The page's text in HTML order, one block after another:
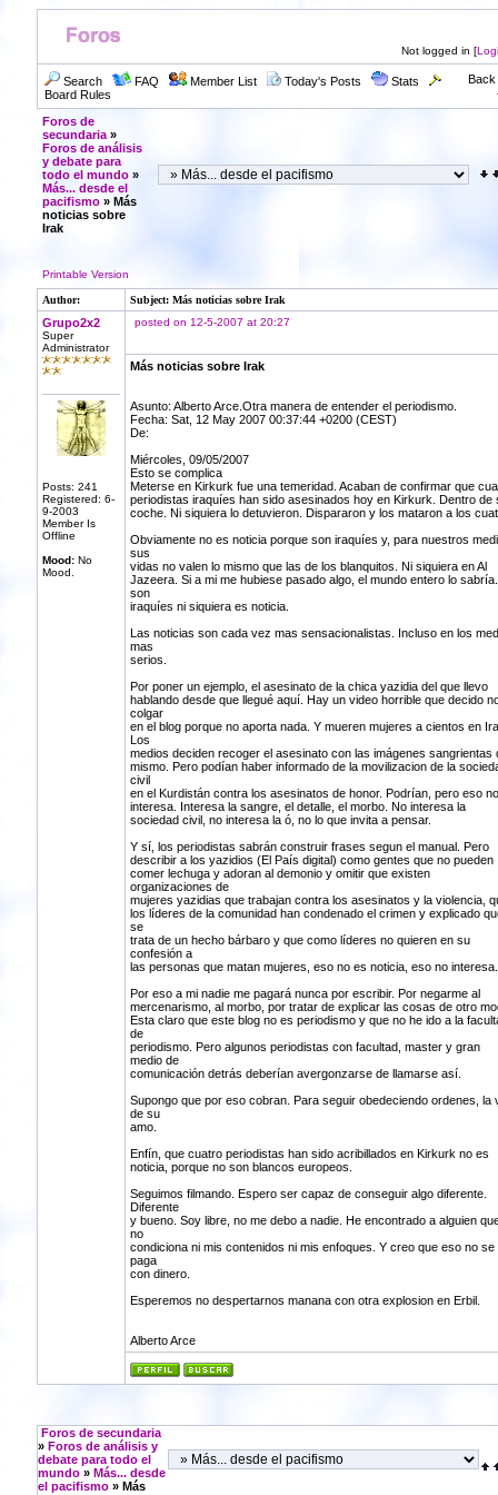
Not logged in [
Search FAQ Member List Today's Posts
Stats
Board Rules
Back
Foros de
secundaria»
Foros de análisis
y debate para
todo el mundo»
Más... desde el
pacifismo» Más
noticias sobre
Irak
Printable Version
Author: Subject: Más noticias sobre Irak
Grupo2x2
Super
Administrator
Posts: 241
Registered: 6-
9-2003
Member Is
Offline
Mood:No
Mood.
posted on 12-5-2007 at 20:27
Más noticias sobre Irak
Asunto: Alberto Arce.Otra manera de entender el periodismo.
Fecha: Sat, 12 May 2007 00:37:44 +0200 (CEST)
De:
Miércoles, 09/05/2007
Esto se complica
Meterse en Kirkurk fue una temeridad. Acaban de confirmar que
periodistas iraquíes han sido asesinados hoy en Kirkurk. Dentro de
coche. Ni siquiera lo detuvieron. Dispararon y los mataron a los
Obviamente no es noticia porque son iraquíes y, para nuestros
sus
vidas no valen lo mismo que las de los blanquitos. Ni siquiera en Al
Jazeera. Si a mi me hubiese pasado algo, el mundo entero lo
son
iraquíes ni siquiera es noticia.
Las noticias son cada vez mas sensacionalistas. Incluso en los
mas
serios.
Por poner un ejemplo, el asesinato de la chica yazidia del que llevo
hablando desde que llegué aquí. Hay un video horrible que decido
colgar
en el blog porque no aporta nada. Y mueren mujeres a cientos en
Los
medios deciden recoger el asesinato con las imágenes sangrientas
mismo. Pero podían haber informado de la movilizacion de la
civil
en el Kurdistán contra los asesinatos de honor. Podrían, pero eso no
interesa. Interesa la sangre, el detalle, el morbo. No interesa la
sociedad civil, no interesa la ó, no lo que invita a pensar.
Y sí, los periodistas sabrán construir frases segun el manual. Pero
describir a los yazidios (El País digital) como gentes que no pueden
comer lechuga y adoran al demonio y omitir que existen
organizaciones de
mujeres yazidias que trabajan contra los asesinatos y la violencia,
los líderes de la comunidad han condenado el crimen y explicado
se
trata de un hecho bárbaro y que como líderes no quieren en su
confesión a
las personas que matan mujeres, eso no es noticia, eso no interesa.
Por eso a mi nadie me pagará nunca por escribir. Por negarme al
mercenarismo, al morbo, por tratar de explicar las cosas de otro
Esta claro que este blog no es periodismo y que no he ido a la
de
periodismo. Pero algunos periodistas con facultad, master y gran
medio de
comunicación detrás deberían avergonzarse de llamarse así.
Supongo que por eso cobran. Para seguir obedeciendo ordenes, la
de su
amo.
Enfín, que cuatro periodistas han sido acribillados en Kirkurk no es
noticia, porque no son blancos europeos.
Seguimos filmando. Espero ser capaz de conseguir algo diferente.
Diferente
y bueno. Soy libre, no me debo a nadie. He encontrado a alguien
no
condiciona ni mis contenidos ni mis enfoques. Y creo que eso no se
paga
con dinero.
Esperemos no despertarnos manana con otra explosion en Erbil.
Alberto Arce
Foros de secundaria
» Foros de análisis y
debate para todo el
mundo» Más... desde
el pacifismo» Más